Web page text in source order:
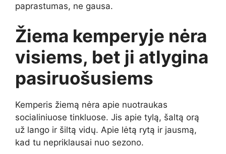
paprastumas, ne gausa.
Žiema kemperyje nėra
visiems, bet ji atlygina
pasiruošusiems
Kemperis žiemą nėra apie nuotraukas
socialiniuose tinkluose. Jis apie tylą, šaltą orą
už lango ir šiltą vidų. Apie lėtą rytą ir jausmą,
kad tu nepriklausai nuo sezono.